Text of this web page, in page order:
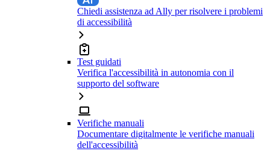
Chiedi assistenza ad Ally per risolvere i problemi
di accessibilità
Test guidati
Verifica l'accessibilità in autonomia con il
supporto del software
Verifiche manuali
Documentare digitalmente le verifiche manuali
dell'accessibilità